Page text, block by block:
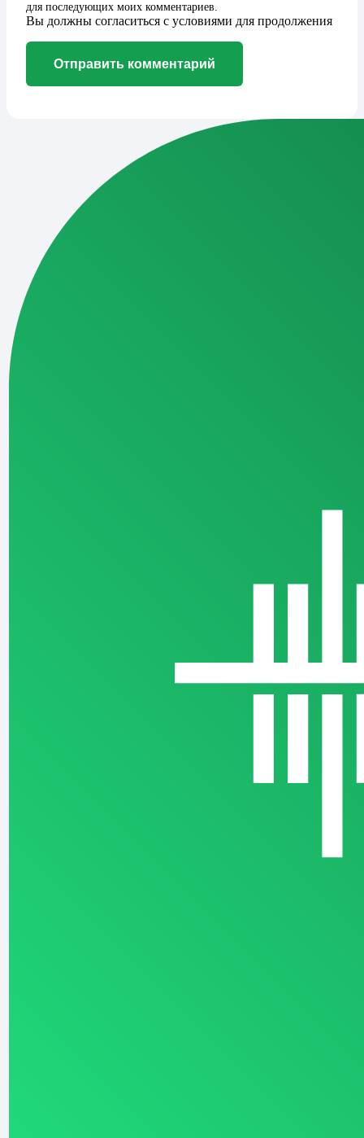
для последующих моих комментариев.
Вы должны согласиться с условиями для продолжения
Отправить комментарий